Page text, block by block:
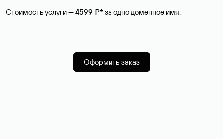
Стоимость услуги —4599 ₽*за одно доменное имя.
Оформить заказ